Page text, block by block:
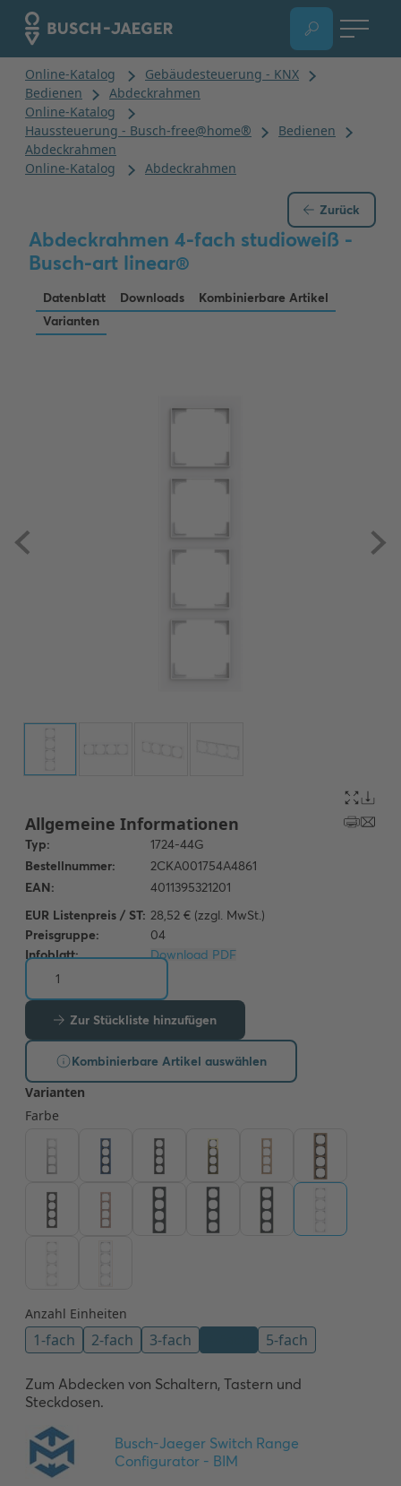
Zurück
Abdeckrahmen 4-fach studioweiß -
Busch-art linear®
Datenblatt Downloads
Kombinierbare Artikel
Varianten
EUR Listenpreis / ST: 28,52 € (zzgl. MwSt.)
Preisgruppe:
04
Infoblatt:
Download PDF
Zur Stückliste hinzufügen
Kombinierbare Artikel auswählen
Zum Abdecken von Schaltern, Tastern und
Steckdosen.